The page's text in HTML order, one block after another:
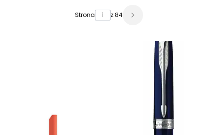
Strona z 84